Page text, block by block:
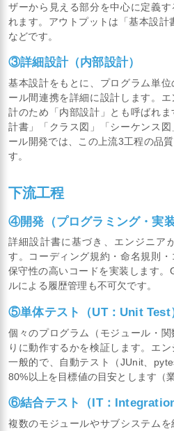
ザーから見える部分を中心に定義
れます。アウトプットは「基本設計
などです。
③詳細設計（内部設計）
基本設計をもとに、プログラム単
ール間連携を詳細に設計します。
計のため「内部設計」とも呼ばれ
計書」「クラス図」「シーケンス
ール開発では、この上流3工程の品
す。
下流工程
④開発（プログラミング・実装
詳細設計書に基づき、エンジニア
す。コーディング規約・命名規則・
保守性の高いコードを実装します
ルによる履歴管理も不可欠です。
⑤単体テスト（UT：Unit Test
個々のプログラム（モジュール・
りに動作するかを検証します。エ
一般的で、自動テスト（JUnit、
80%以上を目標値の目安とします（
⑥結合テスト（IT：Integration
複数のモジュールやサブシステム